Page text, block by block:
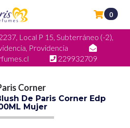
Local P 15, Subterráneo (-2),
Providencia
229932709
0
Corner
De Paris Corner Edp
Mujer